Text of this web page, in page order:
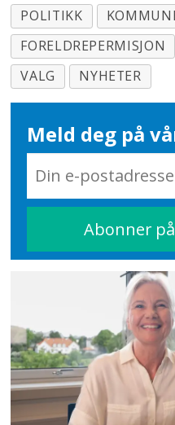
POLITIKK
FORELDREPERMISJON
VALG
NYHETER
Meld deg på